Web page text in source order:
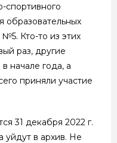
спортивного
образовательных
Кто-то из этих
раз, другие
начале года, а
приняли участие
31 декабря 2022 г.
уйдут в архив. Не